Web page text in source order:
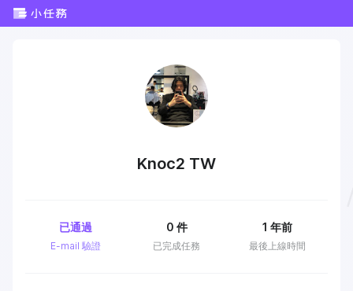
Knoc2 TW
E-mail 驗證
已通過
已完成任務
0 件
最後上線時間
1 年前